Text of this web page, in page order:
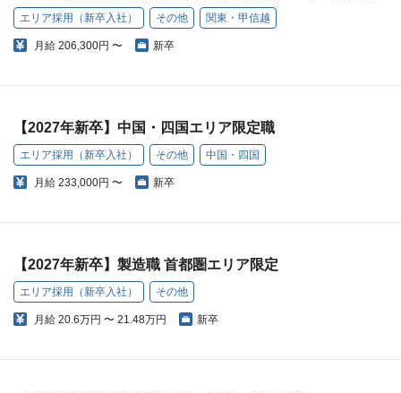
エリア採用（新卒入社） その他 関東・甲信越
月給 206,300円 〜 新卒
【2027年新卒】中国・四国エリア限定職
エリア採用（新卒入社） その他 中国・四国
月給 233,000円 〜 新卒
【2027年新卒】製造職 首都圏エリア限定
エリア採用（新卒入社） その他
月給 20.6万円 〜 21.48万円 新卒